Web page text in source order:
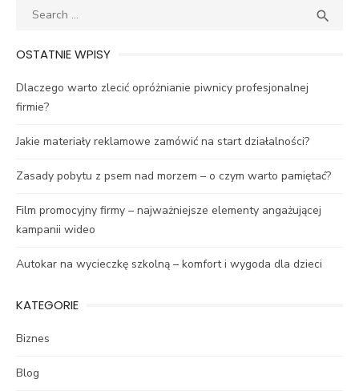
Search

OSTATNIE WPISY
Dlaczego warto zlecić opróżnianie piwnicy profesjonalnej
firmie?
Jakie materiały reklamowe zamówić na start działalności?
Zasady pobytu z psem nad morzem – o czym warto pamiętać?
Film promocyjny firmy – najważniejsze elementy angażującej
kampanii wideo
Autokar na wycieczkę szkolną – komfort i wygoda dla dzieci
KATEGORIE
Biznes
Blog